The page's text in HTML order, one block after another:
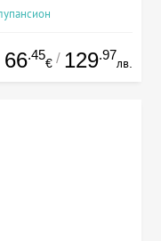
66.45
€ / 129.97
лв.